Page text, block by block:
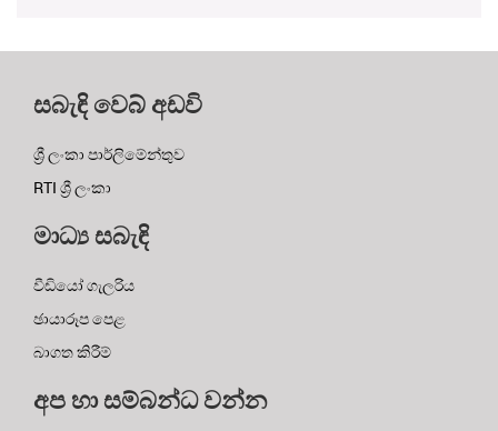
සබැඳි වෙබ් අඩවි
ශ්‍රී ලංකා පාර්ලිමේන්තුව
RTI ශ්‍රී ලංකා
මාධ්‍ය සබැඳි
වීඩියෝ ගැලරිය
ඡායාරූප පෙළ
බාගත කිරීම්
අප හා සම්බන්ධ වන්න